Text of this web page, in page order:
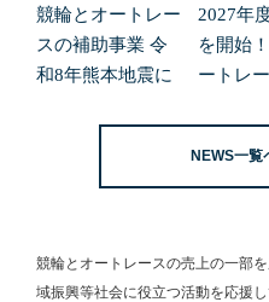
競輪とオートレー
スの補助事業 令
和8年熊本地震に
2027年
を開始
ートレ
NEWS一覧
競輪とオートレースの売上の一部を
域振興等社会に役立つ活動を応援し